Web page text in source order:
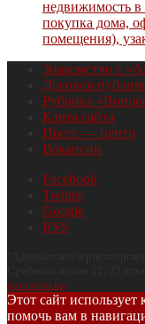
недвижимость в
покупка дома,
помещения),
Знакомство с
Договор
Рубрика
Карта сайта
Пресс — центр
Вакансии
Facebook
Twitter
Google
RSS
arou.com.ua
Этот сайт
помочь вам в